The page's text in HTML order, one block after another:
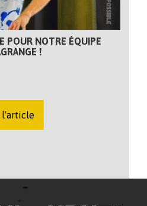
POUR NOTRE ÉQUIPE
!
l'article